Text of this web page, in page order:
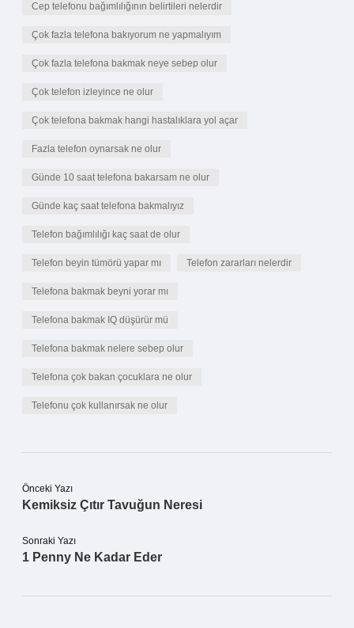
Cep telefonu bağımlılığının belirtileri nelerdir
Çok fazla telefona bakıyorum ne yapmalıyım
Çok fazla telefona bakmak neye sebep olur
Çok telefon izleyince ne olur
Çok telefona bakmak hangi hastalıklara yol açar
Fazla telefon oynarsak ne olur
Günde 10 saat telefona bakarsam ne olur
Günde kaç saat telefona bakmalıyız
Telefon bağımlılığı kaç saat de olur
Telefon beyin tümörü yapar mı Telefon zararları nelerdir
Telefona bakmak beyni yorar mı
Telefona bakmak IQ düşürür mü
Telefona bakmak nelere sebep olur
Telefona çok bakan çocuklara ne olur
Telefonu çok kullanırsak ne olur
Önceki Yazı
Kemiksiz Çıtır Tavuğun Neresi
Sonraki Yazı
1 Penny Ne Kadar Eder